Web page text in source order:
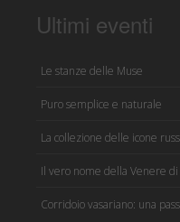
Ultimi eventi
Le stanze delle Muse
Puro semplice e naturale
La collezione delle icone
Il vero nome della Venere di
Corridoio vasariano: una